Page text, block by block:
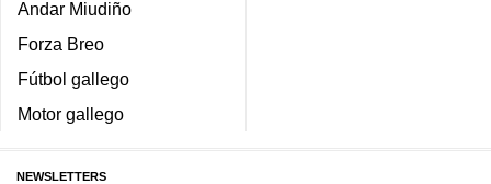
Andar Miudiño
Forza Breo
Fútbol gallego
Motor gallego
NEWSLETTERS